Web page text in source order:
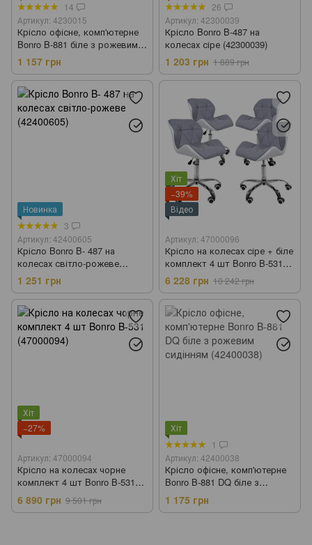
14
Артикул: 4230015
Крісло офісне, комп'ютерне
Bonro B-881 біле з рожевим
сидінням (4230015)
1 157 грн
26
Артикул: 42300039
Крісло Bonro B-487 на
колесах сіре (42300039)
1 203 грн 1 889 грн
Новинка
3
Артикул: 42400605
Крісло Bonro B- 487 на
колесах світло-рожеве
(42400605)
1 251 грн
Хіт
−39%
Відео
Артикул: 47000096
Крісло на колесах сіре + біле
комплект 4 шт Bonro B-531
(47000096)
6 228 грн 10 242 грн
Хіт
−27%
Артикул: 47000094
Крісло на колесах чорне
комплект 4 шт Bonro B-531
(47000094)
6 890 грн 9 501 грн
Хіт
1
Артикул: 42400038
Крісло офісне, комп'ютерне
Bonro B-881 DQ біле з
рожевим сидінням (42400038)
1 175 грн